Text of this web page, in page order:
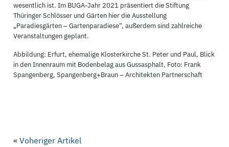
wesentlich ist. Im BUGA-Jahr 2021 präsentiert die Stiftung
Thüringer Schlösser und Gärten hier die Ausstellung
„Paradiesgärten – Gartenparadiese“, außerdem sind zahlreiche
Veranstaltungen geplant.
Abbildung: Erfurt, ehemalige Klosterkirche St. Peter und Paul, Blick
in den Innenraum mit Bodenbelag aus Gussasphalt, Foto: Frank
Spangenberg, Spangenberg+Braun – Architekten Partnerschaft
«Voheriger Artikel